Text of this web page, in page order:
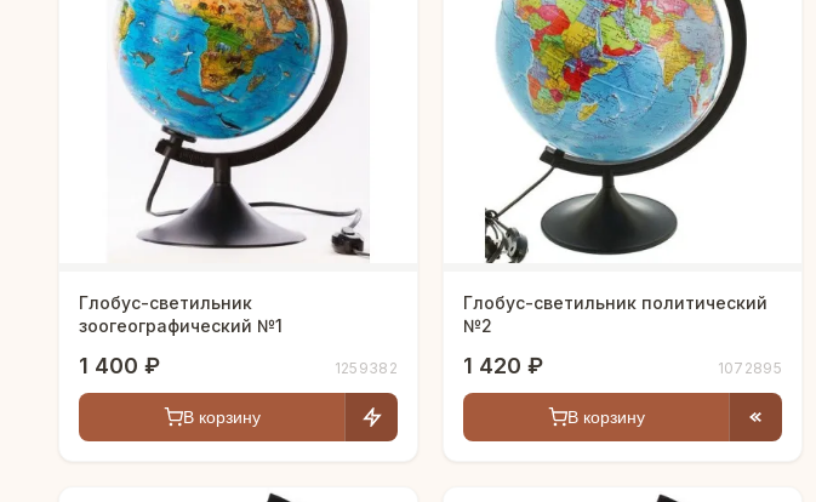
Глобус-светильник
зоогеографический №1
1 400 ₽ 1259382
В корзину
Глобус-светильник политический
№2
1 420 ₽ 1072895
В корзину